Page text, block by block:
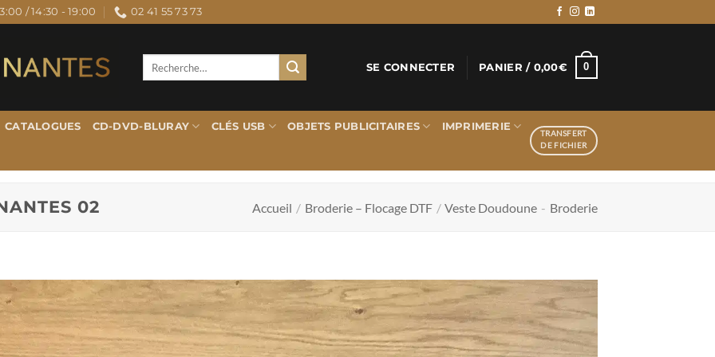
/ 14:30 - 19:00 02 41 55 73 73
SE CONNECTER PANIER / 0,00€ 0
CATALOGUES CD-DVD-BLURAY CLÉS USB OBJETS PUBLICITAIRES IMPRIMERIE
TRANSFERT
DE FICHIER
02 Accueil / Broderie – Flocage DTF / Veste Doudoune - Broderie